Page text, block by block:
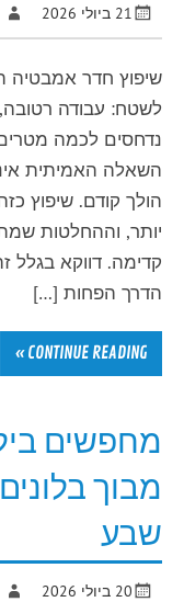
21 ביולי 2026
שיפוץ חדר אמבטיה
לשטח: עבודה רטובה,
נדחסים לכמה
השאלה האמיתית
הולך קודם. שיפוץ
יותר, וההחלטות
קדימה. דווקא בגלל
הדרך הפחות […]
CONTINUE READING »
מחפשים
מבוך
שבע
20 ביולי 2026